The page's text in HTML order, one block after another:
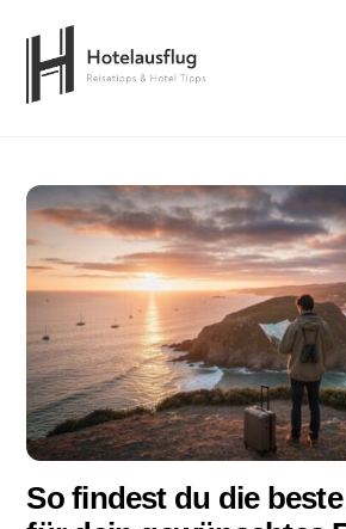
content
So findest du die